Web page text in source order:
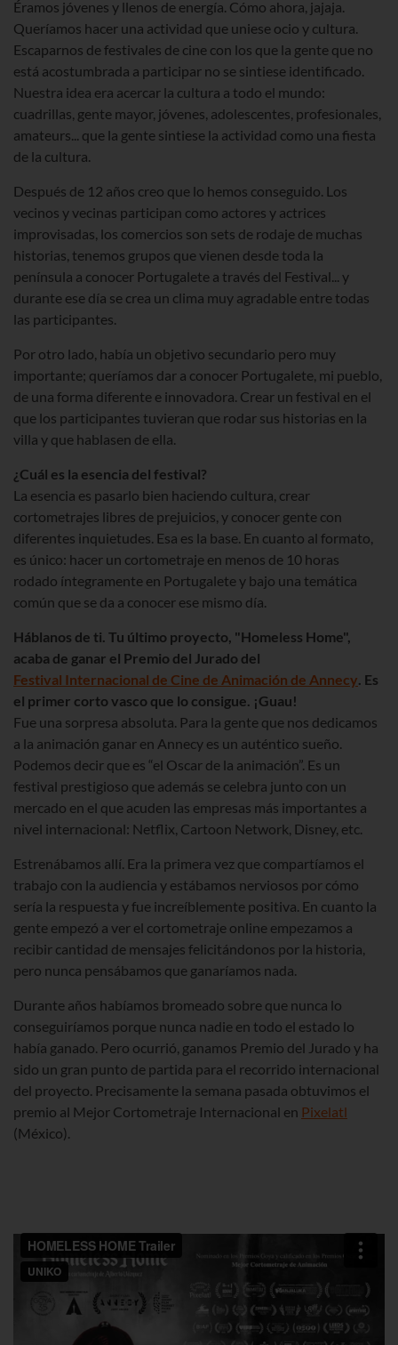
Éramos jóvenes y llenos de energía. Cómo ahora, jajaja.
Queríamos hacer una actividad que uniese ocio y cultura.
Escaparnos de festivales de cine con los que la gente que no
está acostumbrada a participar no se sintiese identificado.
Nuestra idea era acercar la cultura a todo el mundo:
cuadrillas, gente mayor, jóvenes, adolescentes, profesionales,
amateurs... que la gente sintiese la actividad como una fiesta
de la cultura.
Después de 12 años creo que lo hemos conseguido. Los
vecinos y vecinas participan como actores y actrices
improvisadas, los comercios son sets de rodaje de muchas
historias, tenemos grupos que vienen desde toda la
península a conocer Portugalete a través del Festival... y
durante ese día se crea un clima muy agradable entre todas
las participantes.
Por otro lado, había un objetivo secundario pero muy
importante; queríamos dar a conocer Portugalete, mi pueblo,
de una forma diferente e innovadora. Crear un festival en el
que los participantes tuvieran que rodar sus historias en la
villa y que hablasen de ella.
¿Cuál es la esencia del festival?
La esencia es pasarlo bien haciendo cultura, crear
cortometrajes libres de prejuicios, y conocer gente con
diferentes inquietudes. Esa es la base. En cuanto al formato,
es único: hacer un cortometraje en menos de 10 horas
rodado íntegramente en Portugalete y bajo una temática
común que se da a conocer ese mismo día.
Háblanos de ti. Tu último proyecto, "Homeless Home",
acaba de ganar el Premio del Jurado del
Festival Internacional de Cine de Animación de Annecy. Es
el primer corto vasco que lo consigue. ¡Guau!
Fue una sorpresa absoluta. Para la gente que nos dedicamos
a la animación ganar en Annecy es un auténtico sueño.
Podemos decir que es “el Oscar de la animación”. Es un
festival prestigioso que además se celebra junto con un
mercado en el que acuden las empresas más importantes a
nivel internacional: Netflix, Cartoon Network, Disney, etc.
Estrenábamos allí. Era la primera vez que compartíamos el
trabajo con la audiencia y estábamos nerviosos por cómo
sería la respuesta y fue increíblemente positiva. En cuanto la
gente empezó a ver el cortometraje online empezamos a
recibir cantidad de mensajes felicitándonos por la historia,
pero nunca pensábamos que ganaríamos nada.
Durante años habíamos bromeado sobre que nunca lo
conseguiríamos porque nunca nadie en todo el estado lo
había ganado. Pero ocurrió, ganamos Premio del Jurado y ha
sido un gran punto de partida para el recorrido internacional
del proyecto. Precisamente la semana pasada obtuvimos el
premio al Mejor Cortometraje Internacional en Pixelatl
(México).